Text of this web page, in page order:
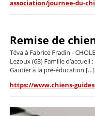
association/journee-du-
Remise de
Téva à Fabrice Fradin -
Lezoux (63) Famille
Gautier à la pré-éducation […]
https://www.chiens-